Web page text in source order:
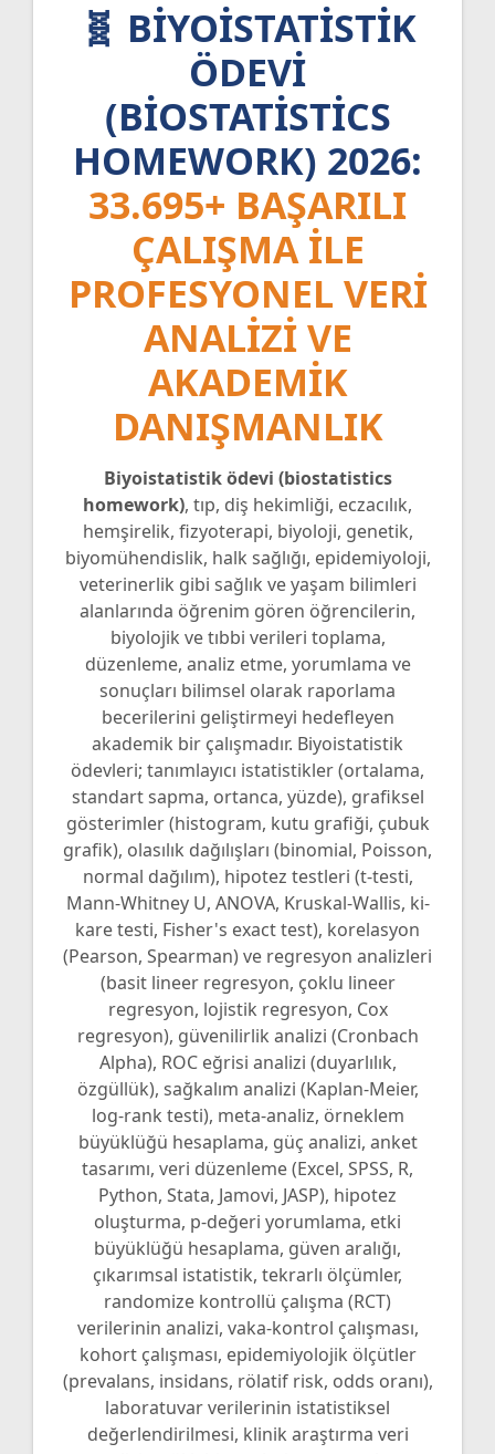
🧬 BIYOISTATISTIK
ÖDEVI
(BIOSTATISTICS
HOMEWORK) 2026:
33.695+ BAŞARILI
ÇALIŞMA ILE
PROFESYONEL VERI
ANALIZI VE
AKADEMIK
DANIŞMANLIK
Biyoistatistik ödevi (biostatistics
homework), tıp, diş hekimliği, eczacılık,
hemşirelik, fizyoterapi, biyoloji, genetik,
biyomühendislik, halk sağlığı, epidemiyoloji,
veterinerlik gibi sağlık ve yaşam bilimleri
alanlarında öğrenim gören öğrencilerin,
biyolojik ve tıbbi verileri toplama,
düzenleme, analiz etme, yorumlama ve
sonuçları bilimsel olarak raporlama
becerilerini geliştirmeyi hedefleyen
akademik bir çalışmadır. Biyoistatistik
ödevleri; tanımlayıcı istatistikler (ortalama,
standart sapma, ortanca, yüzde), grafiksel
gösterimler (histogram, kutu grafiği, çubuk
grafik), olasılık dağılışları (binomial, Poisson,
normal dağılım), hipotez testleri (t-testi,
Mann-Whitney U, ANOVA, Kruskal-Wallis, ki-
kare testi, Fisher's exact test), korelasyon
(Pearson, Spearman) ve regresyon analizleri
(basit lineer regresyon, çoklu lineer
regresyon, lojistik regresyon, Cox
regresyon), güvenilirlik analizi (Cronbach
Alpha), ROC eğrisi analizi (duyarlılık,
özgüllük), sağkalım analizi (Kaplan-Meier,
log-rank testi), meta-analiz, örneklem
büyüklüğü hesaplama, güç analizi, anket
tasarımı, veri düzenleme (Excel, SPSS, R,
Python, Stata, Jamovi, JASP), hipotez
oluşturma, p-değeri yorumlama, etki
büyüklüğü hesaplama, güven aralığı,
çıkarımsal istatistik, tekrarlı ölçümler,
randomize kontrollü çalışma (RCT)
verilerinin analizi, vaka-kontrol çalışması,
kohort çalışması, epidemiyolojik ölçütler
(prevalans, insidans, rölatif risk, odds oranı),
laboratuvar verilerinin istatistiksel
değerlendirilmesi, klinik araştırma veri